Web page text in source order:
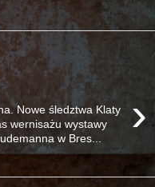
›
Nowe śledztwa Klaty
wernisażu wystawy
w Bres...